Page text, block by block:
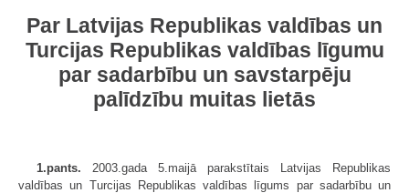
Par Latvijas Republikas valdības un
Turcijas Republikas valdības līgumu
par sadarbību un savstarpēju
palīdzību muitas lietās
1.pants. 2003.gada 5.maijā parakstītais Latvijas Republikas
valdības un Turcijas Republikas valdības līgums par sadarbību un